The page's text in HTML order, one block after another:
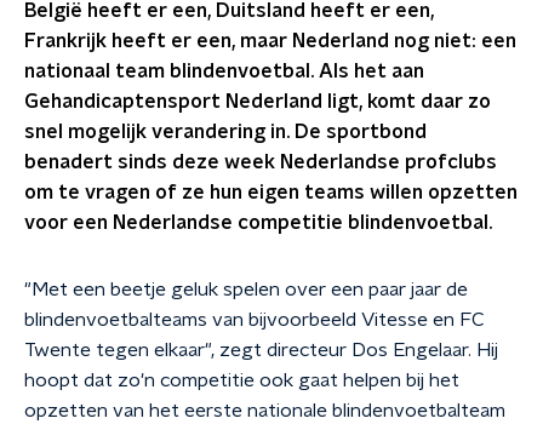
België heeft er een, Duitsland heeft er een,
Frankrijk heeft er een, maar Nederland nog niet: een
nationaal team blindenvoetbal. Als het aan
Gehandicaptensport Nederland ligt, komt daar zo
snel mogelijk verandering in. De sportbond
benadert sinds deze week Nederlandse profclubs
om te vragen of ze hun eigen teams willen opzetten
voor een Nederlandse competitie blindenvoetbal.
"Met een beetje geluk spelen over een paar jaar de
blindenvoetbalteams van bijvoorbeeld Vitesse en FC
Twente tegen elkaar", zegt directeur Dos Engelaar. Hij
hoopt dat zo'n competitie ook gaat helpen bij het
opzetten van het eerste nationale blindenvoetbalteam